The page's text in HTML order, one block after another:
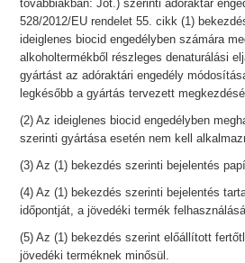
továbbiakban: Jöt.) szerinti adóraktár
528/2012/EU rendelet 55. cikk (1)
ideiglenes biocid engedélyben számára
alkoholtermékből részleges denaturálási
gyártást az adóraktári engedély
legkésőbb a gyártás tervezett
(2) Az ideiglenes biocid engedélyben
szerinti gyártása esetén nem kell
(3) Az (1) bekezdés szerinti bejelentés
(4) Az (1) bekezdés szerinti bejelentés
időpontját, a jövedéki termék
(5) Az (1) bekezdés szerint előállított
jövedéki terméknek minősül.